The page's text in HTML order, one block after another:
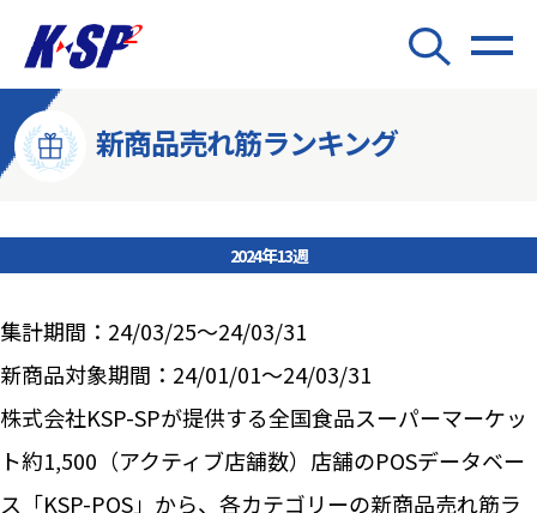
新商品売れ筋ランキング
2024年13週
集計期間：24/03/25～24/03/31
新商品対象期間：24/01/01～24/03/31
株式会社KSP-SPが提供する全国食品スーパーマーケッ
ト約1,500（アクティブ店舗数）店舗のPOSデータベー
ス「KSP-POS」から、各カテゴリーの新商品売れ筋ラ